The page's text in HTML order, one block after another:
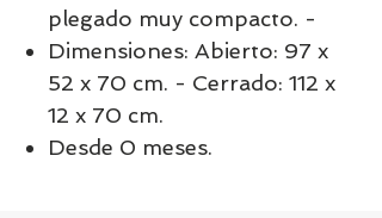
plegado muy compacto. -
Dimensiones: Abierto: 97 x
52 x 70 cm. - Cerrado: 112 x
12 x 70 cm.
Desde 0 meses.